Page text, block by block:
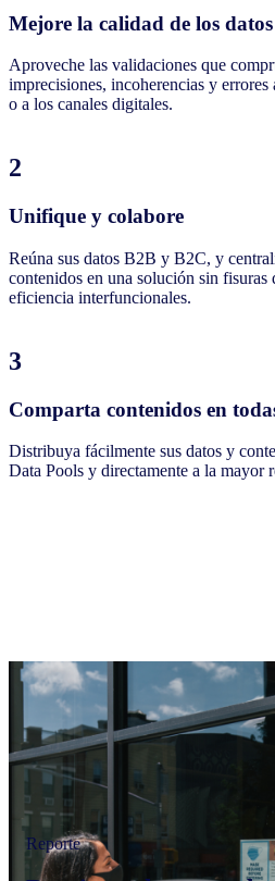
Mejore la calidad de los datos
Aproveche las validaciones que
imprecisiones, incoherencias y
o a los canales digitales.
2
Unifique y colabore
Reúna sus datos B2B y B2C, y
contenidos en una solución sin
eficiencia interfuncionales.
3
Comparta contenidos en
Distribuya fácilmente sus datos y
Data Pools y directamente a la mayor
Reporte